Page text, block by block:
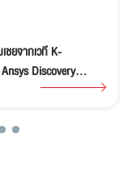
ยจากเวที K-
Discovery